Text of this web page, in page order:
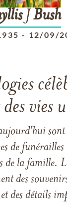
J Bush
- 12/09/
vies
de
de la famille.
des
et des détails